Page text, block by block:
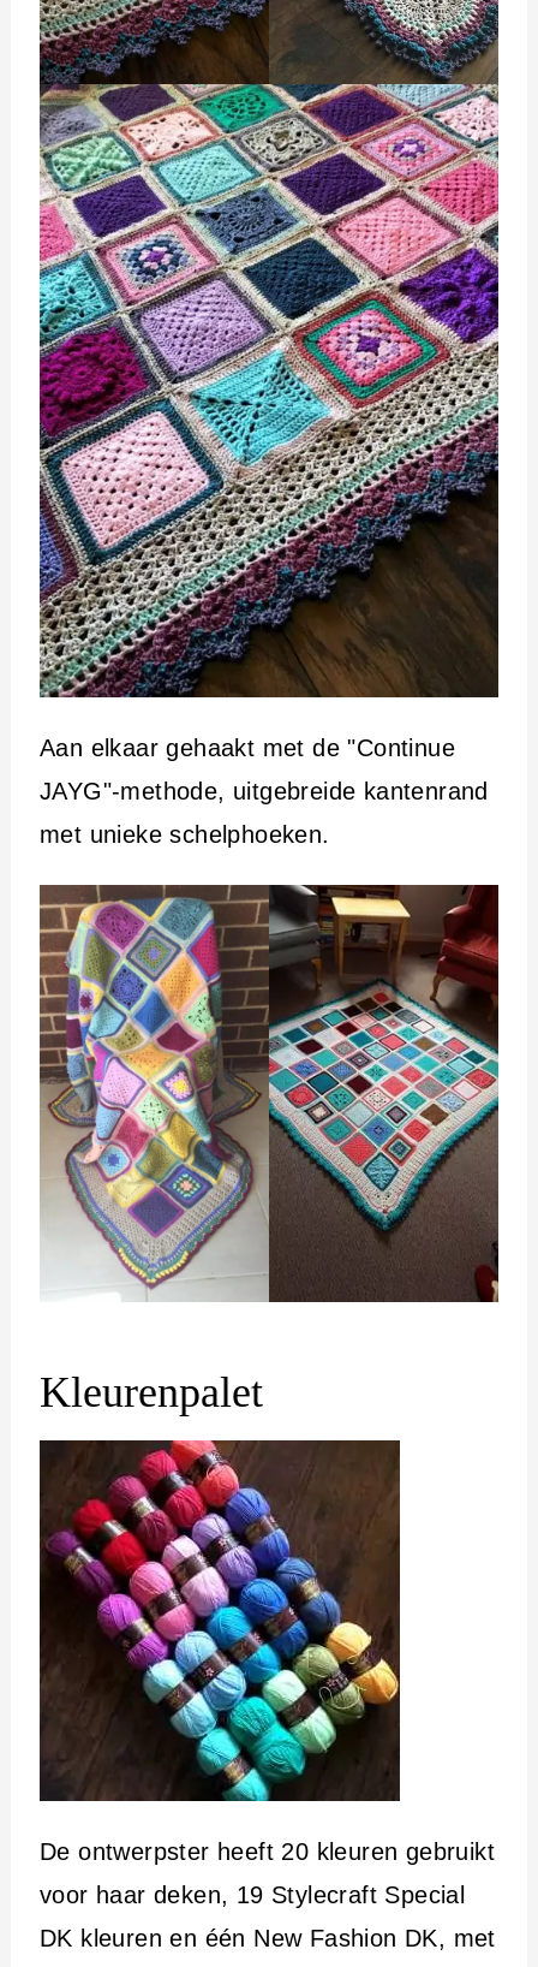
Aan elkaar gehaakt met de "Continue
JAYG"-methode, uitgebreide kantenrand
met unieke schelphoeken.
Kleurenpalet
De ontwerpster heeft 20 kleuren gebruikt
voor haar deken, 19 Stylecraft Special
DK kleuren en één New Fashion DK, met